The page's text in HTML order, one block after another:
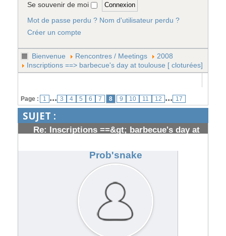
Se souvenir de moi
Mot de passe perdu ? Nom d'utilisateur perdu ?
Créer un compte
Bienvenue Rencontres / Meetings
2008
Inscriptions ==> barbecue's day at toulouse [ cloturées]
Page : 1 ... 3 4 5 6 7 8 9 10 11 12 ... 17
SUJET :
Re: Inscriptions ==&gt; barbecue's day at
Prob'snake